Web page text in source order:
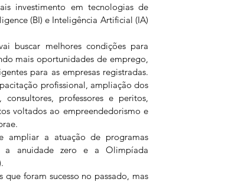
investimento em tecnologias de
(BI) e Inteligência Artificial (IA)
buscar melhores condições para
mais oportunidades de emprego,
para as empresas registradas.
profissional, ampliação dos
consultores, professores e peritos,
voltados ao empreendedorismo e
ampliar a atuação de programas
a anuidade zero e a Olimpíada
foram sucesso no passado, mas